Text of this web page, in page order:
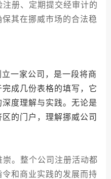
册、定期提交经审计的
其在挪威市场的合法稳
一家公司，是一段将商
成几份表格的填写，它
度理解与实践。无论是
的门户，理解挪威公司
。整个公司注册活动都
和商业实践的发展而持